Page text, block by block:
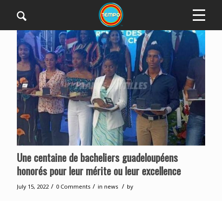
Une centaine de bacheliers guadeloupéens
honorés pour leur mérite ou leur excellence
July 15, 2022 / 0 Comments / in news / by